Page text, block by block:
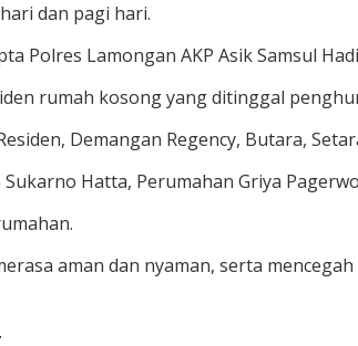
dan pagi hari.
Polres Lamongan AKP Asik Samsul
rumah kosong yang ditinggal
Demangan Regency, Butara,
Hatta, Perumahan Griya
aman dan nyaman, serta